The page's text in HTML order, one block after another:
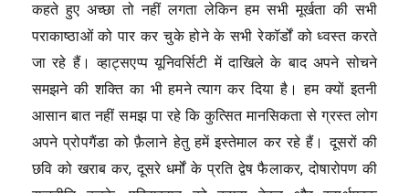
कहते हुए अच्छा तो नहीं लगता लेकिन हम सभी मूर्खता की सभी
पराकाष्ठाओं को पार कर चुके होने के सभी रेकॉर्डों को ध्वस्त करते
जा रहे हैं। व्हाट्सएप्प यूनिवर्सिटी में दाखिले के बाद अपने सोचने
समझने की शक्ति का भी हमने त्याग कर दिया है। हम क्यों इतनी
आसान बात नहीं समझ पा रहे कि कुत्सित मानसिकता से ग्रस्त लोग
अपने प्रोपगैंडा को फ़ैलाने हेतु हमें इस्तेमाल कर रहे हैं। दूसरों की
छवि को खराब कर, दूसरे धर्मों के प्रति द्वेष फैलाकर, दोषारोपण की